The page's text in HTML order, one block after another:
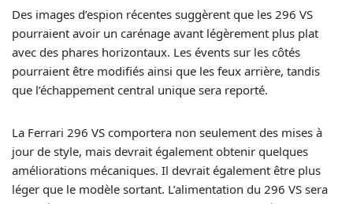
Des images d’espion récentes suggèrent que les 296 VS
pourraient avoir un carénage avant légèrement plus plat
avec des phares horizontaux. Les évents sur les côtés
pourraient être modifiés ainsi que les feux arrière, tandis
que l’échappement central unique sera reporté.
La Ferrari 296 VS comportera non seulement des mises à
jour de style, mais devrait également obtenir quelques
améliorations mécaniques. Il devrait également être plus
léger que le modèle sortant. L’alimentation du 296 VS sera